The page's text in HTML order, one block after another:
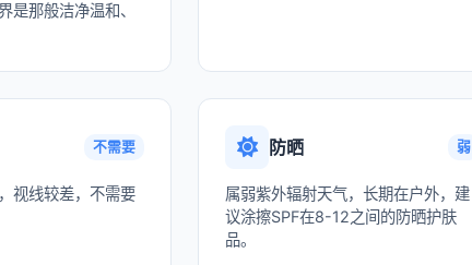
是那般洁净温和、
不需要
视线较差，不需要
防晒 弱
属弱紫外辐射天气，长期在户外，建
议涂擦SPF在8-12之间的防晒护肤
品。